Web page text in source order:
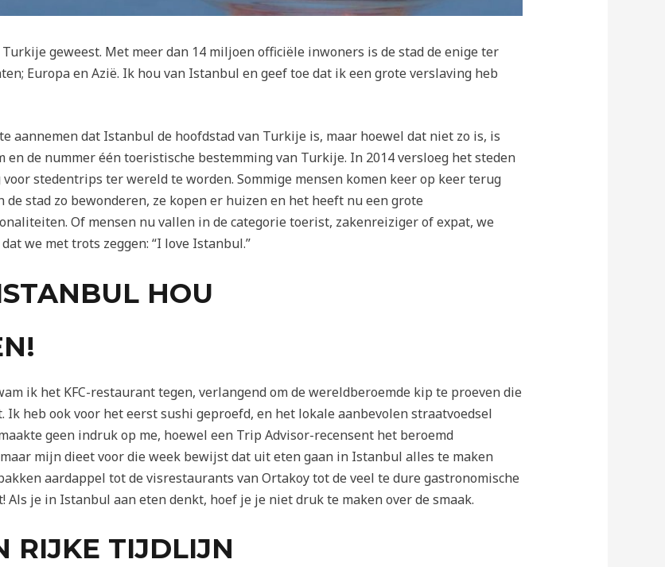
geweest. Met meer dan 14 miljoen officiële inwoners is de stad de enige ter
Europa en Azië. Ik hou van Istanbul en geef toe dat ik een grote verslaving heb
aannemen dat Istanbul de hoofdstad van Turkije is, maar hoewel dat niet zo is, is
de nummer één toeristische bestemming van Turkije. In 2014 versloeg het steden
stedentrips ter wereld te worden. Sommige mensen komen keer op keer terug
stad zo bewonderen, ze kopen er huizen en het heeft nu een grote
Of mensen nu vallen in de categorie toerist, zakenreiziger of expat, we
we met trots zeggen: “I love Istanbul.”
HOU
ik het KFC-restaurant tegen, verlangend om de wereldberoemde kip te proeven die
heb ook voor het eerst sushi geproefd, en het lokale aanbevolen straatvoedsel
geen indruk op me, hoewel een Trip Advisor-recensent het beroemd
maar mijn dieet voor die week bewijst dat uit eten gaan in Istanbul alles te maken
aardappel tot de visrestaurants van Ortakoy tot de veel te dure gastronomische
Als je in Istanbul aan eten denkt, hoef je je niet druk te maken over de smaak.
RIJKE TIJDLIJN